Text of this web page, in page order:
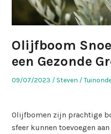
Olijfboom
een Gezonde
Posted
09/07/2023 Author
Steven
Posted
Olijfbomen zijn prachtige
sfeer kunnen toevoegen